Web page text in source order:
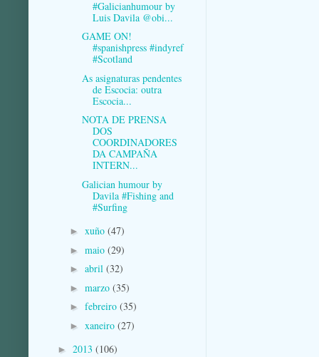
#Galicianhumour by
Luis Davila @obi...
GAME ON!
#spanishpress #indyref
#Scotland
As asignaturas pendentes
de Escocia: outra
Escocia...
NOTA DE PRENSA
DOS
COORDINADORES
DA CAMPAÑA
INTERN...
Galician humour by
Davila #Fishing and
#Surfing
► xuño (47)
► maio (29)
► abril (32)
► marzo (35)
► febreiro (35)
► xaneiro (27)
► 2013 (106)